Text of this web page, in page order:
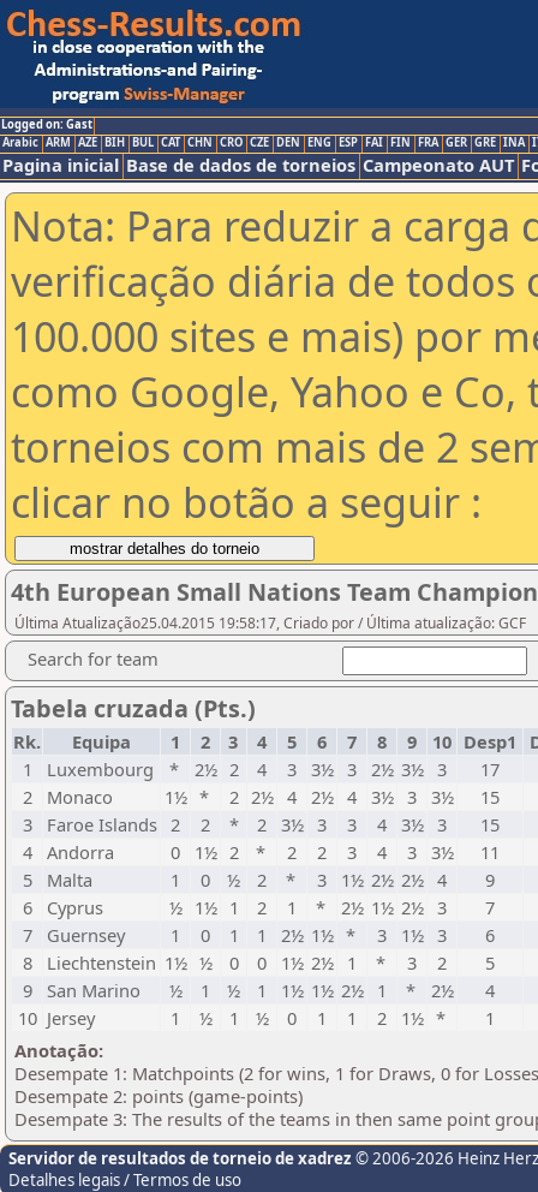
Logged on: Gast
Arabic ARM AZE BIH BUL CAT CHN CRO CZE DEN ENG ESP FAI FIN FRA GER GRE INA
Pagina inicial Base de dados de torneios Campeonato AUT
Nota: Para reduzir a carga
verificação diária de todos
100.000 sites e mais) por
como Google, Yahoo e
torneios com mais de 2
clicar no botão a seguir :
4th European Small Nations Team
Última Atualização25.04.2015 19:58:17, Criado por / Última atualização: GCF
Search for team
Tabela cruzada (Pts.)
Rk. Equipa 1 2 3 4 5 6 7 8 9 10 Desp1
1
Luxembourg * 2½ 2 4 3 3½ 3 2½ 3½ 3
17
2
Monaco 1½ * 2 2½ 4 2½ 4 3½ 3 3½
15
3
Faroe Islands 2 2 * 2 3½ 3 3 4 3½ 3
15
4 Andorra 0 1½ 2 * 2 2 3 4 3 3½
11
5
Malta 1 0 ½ 2 * 3 1½ 2½ 2½ 4
9
6
Cyprus ½ 1½ 1 2 1 * 2½ 1½ 2½ 3
7
7
Guernsey 1 0 1 1 2½ 1½ * 3 1½ 3
6
8
Liechtenstein 1½ ½ 0 0 1½ 2½ 1 * 3 2
5
9
San Marino ½ 1 ½ 1 1½ 1½ 2½ 1 * 2½
4
10 Jersey 1 ½ 1 ½ 0 1 1 2 1½ *
1
Anotação:
Desempate 1: Matchpoints (2 for wins, 1 for Draws, 0 for
Desempate 2: points (game-points)
Desempate 3: The results of the teams in then same point
Servidor de resultados de torneio de xadrez © 2006-2026 Heinz
Detalhes legais / Termos de uso